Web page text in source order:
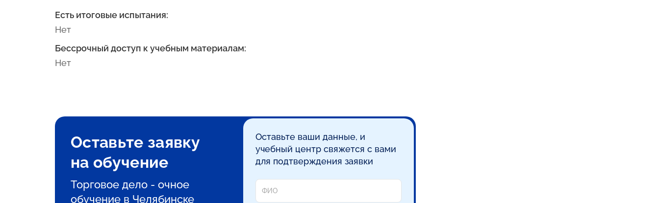
Есть итоговые испытания:
Нет
Бессрочный доступ к учебным материалам:
Нет
Оставьте заявку
на обучение
Торговое дело - очное
обучение в Челябинске
Оставьте ваши данные, и
учебный центр свяжется с вами
для подтверждения заявки